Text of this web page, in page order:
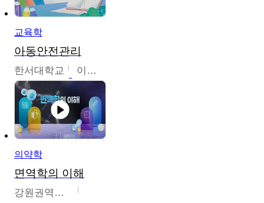
교육학
아동안전관리
한서대학교 이태연
의약학
면역학의 이해
강원권역센터